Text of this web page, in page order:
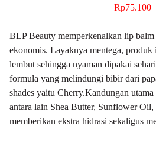
Rp75.100
BLP Beauty memperkenalkan lip
ekonomis. Layaknya mentega,
lembut sehingga nyaman dipakai
formula yang melindungi bibir dari
shades yaitu Cherry.Kandungan
antara lain Shea Butter, Sunflower
memberikan ekstra hidrasi sekaligus